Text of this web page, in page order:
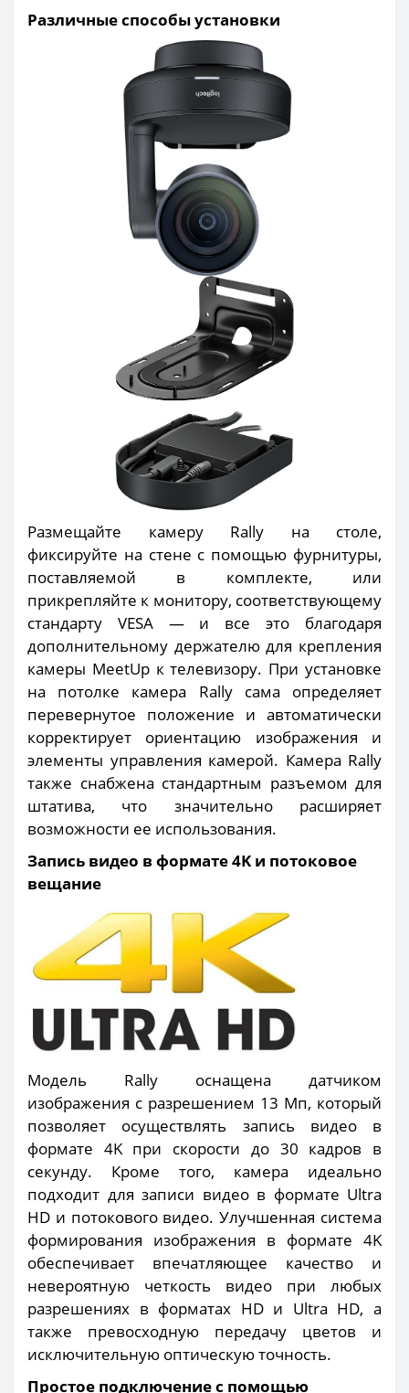
Различные способы установки
Размещайте камеру Rally на столе,
фиксируйте на стене с помощью фурнитуры,
поставляемой в комплекте, или
прикрепляйте к монитору, соответствующему
стандарту VESA — и все это благодаря
дополнительному держателю для крепления
камеры MeetUp к телевизору. При установке
на потолке камера Rally сама определяет
перевернутое положение и автоматически
корректирует ориентацию изображения и
элементы управления камерой. Камера Rally
также снабжена стандартным разъемом для
штатива, что значительно расширяет
возможности ее использования.
Запись видео в формате 4K и потоковое
вещание
Модель Rally оснащена датчиком
изображения с разрешением 13 Мп, который
позволяет осуществлять запись видео в
формате 4K при скорости до 30 кадров в
секунду. Кроме того, камера идеально
подходит для записи видео в формате Ultra
HD и потокового видео. Улучшенная система
формирования изображения в формате 4K
обеспечивает впечатляющее качество и
невероятную четкость видео при любых
разрешениях в форматах HD и Ultra HD, а
также превосходную передачу цветов и
исключительную оптическую точность.
Простое подключение с помощью